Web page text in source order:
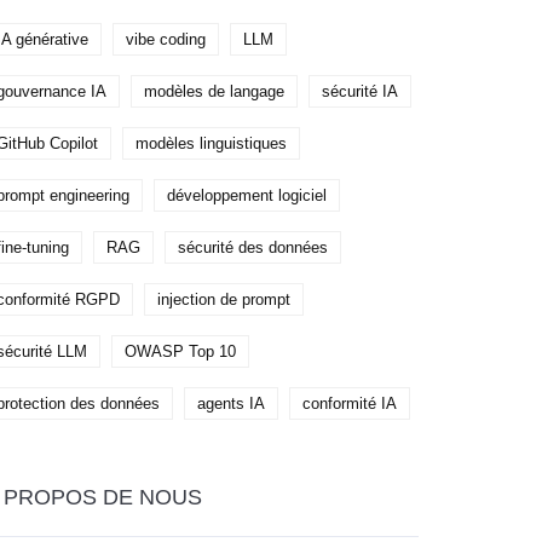
générative vibe coding LLM
IA modèles de langage sécurité IA
Copilot modèles linguistiques
engineering développement logiciel
tuning RAG sécurité des données
RGPD injection de prompt
LLM OWASP Top 10
des données agents IA conformité IA
DE NOUS